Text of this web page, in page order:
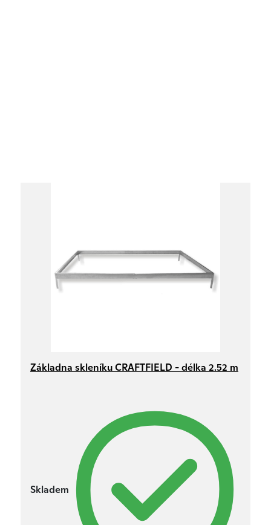
Základna skleníku CRAFTFIELD - délka 2.52 m
Skladem